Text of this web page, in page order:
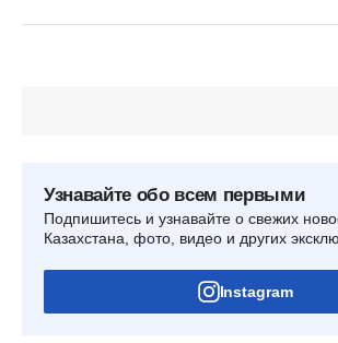
Узнавайте обо всем первыми
Подпишитесь и узнавайте о свежих
Казахстана, фото, видео и других
Instagram